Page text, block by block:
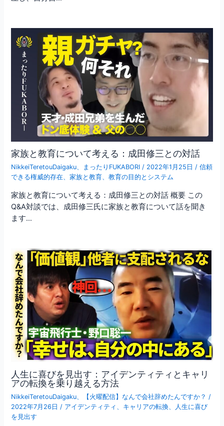
家族と教育について考える：成田修三との対話
NikkeiTeretouDaigaku、 まったりFUKABORI / 2022年1月25日 /信頼
できる権威的存在、家族と教育、教育の目的とシステム
家族と教育について考える：成田修三との対話 概要 この
Q&A対談では、成田修三氏に家族と教育について話を聞き
ます…
人生に喜びを見出す：アイデンティティとキャリ
アの転換を乗り越える方法
NikkeiTeretouDaigaku 【火曜配信】なんで会社辞めたんですか？ /
2022年7月26日 / アイデンティティ キャリアの転換
人生に喜び
を見出す